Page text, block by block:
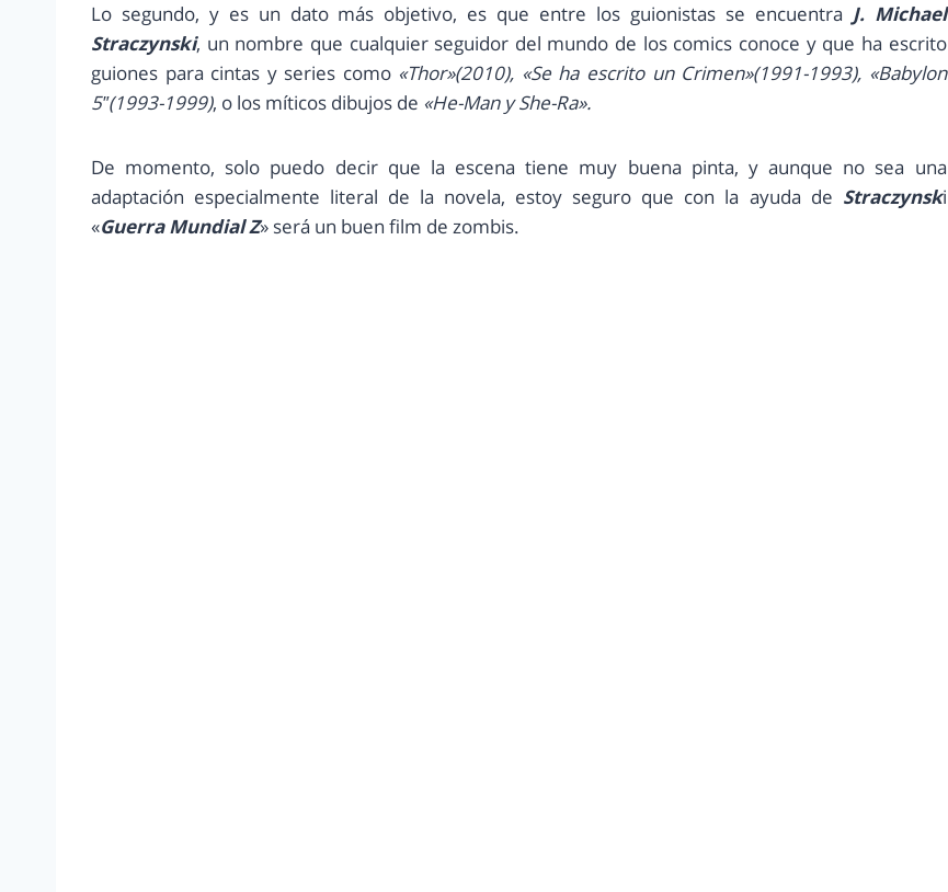
Lo segundo, y es un dato más objetivo, es que entre los guionistas se encuentra J. Michael
Straczynski, un nombre que cualquier seguidor del mundo de los comics conoce y que ha escrito
guiones para cintas y series como «Thor»(2010), «Se ha escrito un Crimen»(1991-1993), «Babylon
5″(1993-1999), o los míticos dibujos de «He-Man y She-Ra».
De momento, solo puedo decir que la escena tiene muy buena pinta, y aunque no sea una
adaptación especialmente literal de la novela, estoy seguro que con la ayuda de Straczynski
«Guerra Mundial Z» será un buen film de zombis.